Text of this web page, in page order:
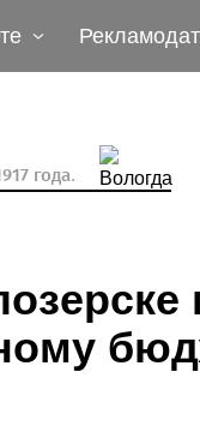
года.